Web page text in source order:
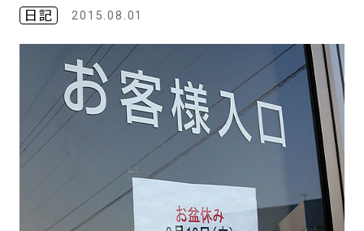
日記 2015.08.01